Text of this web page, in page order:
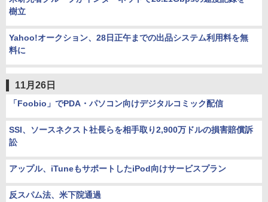
樹立
Yahoo!オークション、28日正午までの出品システム利用料を無
料に
11月26日
「Foobio」でPDA・パソコン向けデジタルコミック配信
SSI、ソースネクスト社長らを相手取り2,900万ドルの損害賠償訴
訟
アップル、iTuneもサポートしたiPod向けサービスプラン
反スパム法、米下院通過